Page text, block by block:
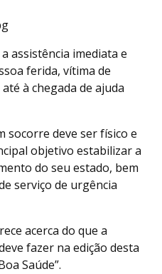
assistência imediata e
ferida, vítima de
à chegada de ajuda
socorre deve ser físico e
objetivo estabilizar a
do seu estado, bem
serviço de urgência
acerca do que a
fazer na edição desta
Saúde”.